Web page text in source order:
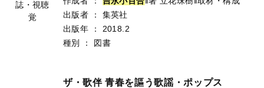
誌・視聴
覚
出版者
：
集英社
出版年
：
2018.2
種別
： 図書
ザ・歌伴 青春を謳う歌謡・ポップス